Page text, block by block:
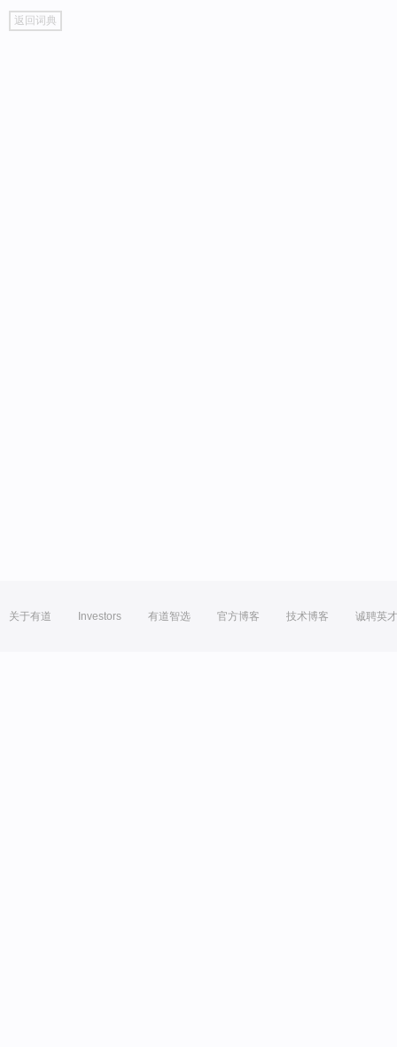
go
top
返回词典
关于有道 Investors 有道智选 官方博客 技术博客 诚聘英才